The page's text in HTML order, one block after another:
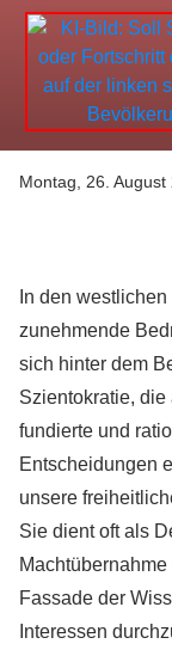
Montag, 26. August
In den
zunehmende
sich hinter dem
Szientokratie,
fundierte und
Entscheidungen
unsere
Sie dient oft als
Fassade der
Interessen